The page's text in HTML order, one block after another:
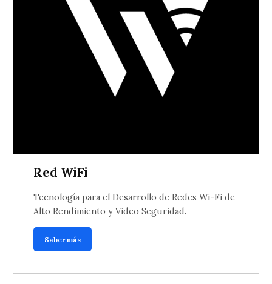
Red WiFi
Tecnología para el Desarrollo de Redes Wi-Fi de
Alto Rendimiento y Video Seguridad.
Saber más